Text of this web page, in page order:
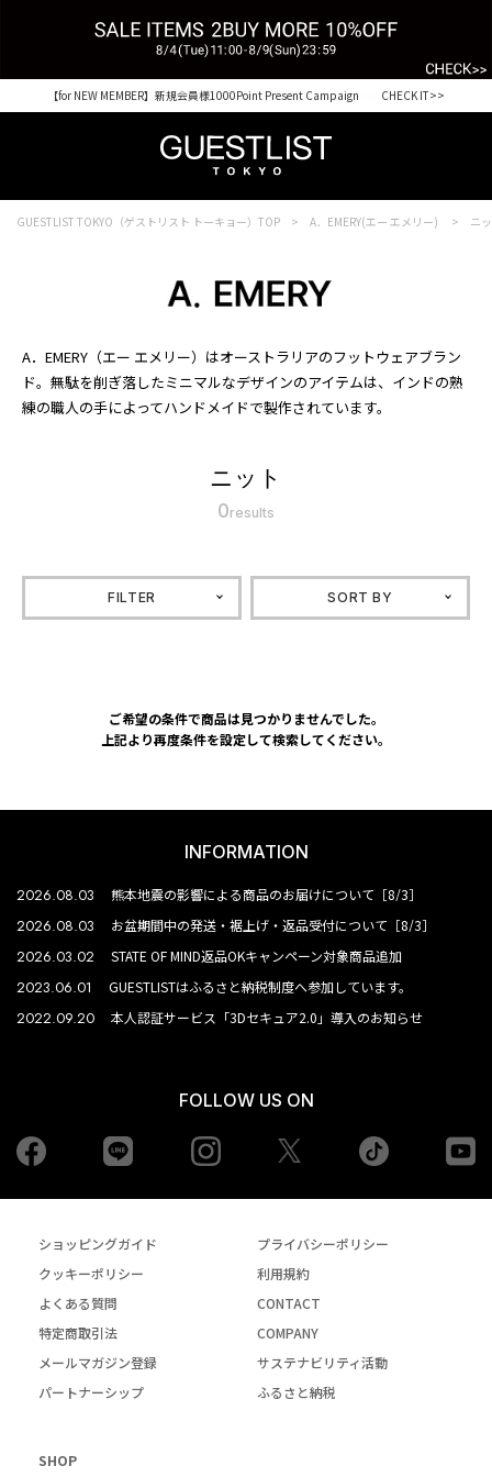
Shopping from outside Japan? Visit our Global Site here. >>
【for NEW MEMBER】新規会員様1000Point Present Campaign CHECK IT>>
GUESTLIST TOKYO（ゲストリスト トーキョー）TOP A．EMERY(エー エメリー) ニ
A．EMERY（エー エメリー）はオーストラリアのフットウェアブラン
ド。無駄を削ぎ落したミニマルなデザインのアイテムは、インドの熟
練の職人の手によってハンドメイドで製作されています。
ニット
0results
FILTER SORT BY
ご希望の条件で商品は見つかりませんでした。
上記より再度条件を設定して検索してください。
INFORMATION
2026.08.03 熊本地震の影響による商品のお届けについて［8/3］
2026.08.03 お盆期間中の発送・裾上げ・返品受付について［8/3］
2026.03.02 STATE OF MIND返品OKキャンペーン対象商品追加
2023.06.01 GUESTLISTはふるさと納税制度へ参加しています。
2022.09.20 本人認証サービス「3Dセキュア2.0」導入のお知らせ
FOLLOW US ON
Facebook Instagram tiktok
ショッピングガイド
プライバシーポリシー
クッキーポリシー
利用規約
よくある質問
CONTACT
特定商取引法
COMPANY
メールマガジン登録
サステナビリティ活動
パートナーシップ
ふるさと納税
SHOP